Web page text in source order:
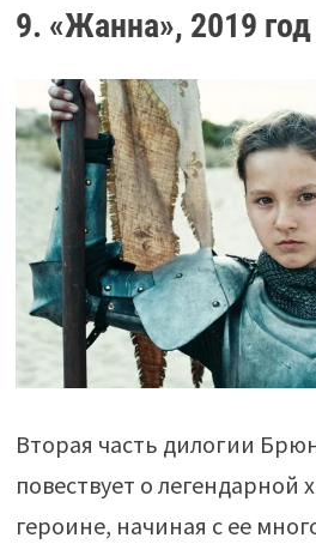
9. «Жанна», 2019 год
Вторая часть дилогии
повествует о легендарной
героине, начиная с ее